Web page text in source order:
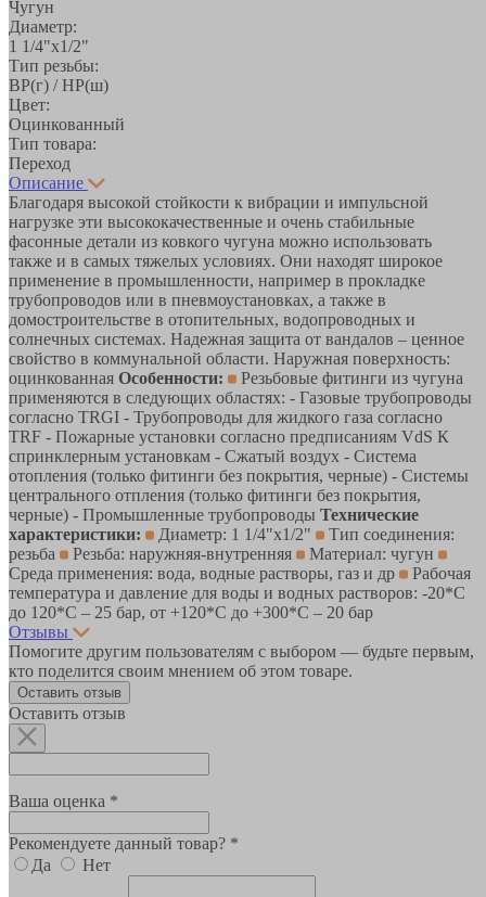
Чугун
Диаметр:
1 1/4"х1/2"
Тип резьбы:
ВР(г) / НР(ш)
Цвет:
Оцинкованный
Тип товара:
Переход
Описание
Благодаря высокой стойкости к вибрации и импульсной
нагрузке эти высококачественные и очень стабильные
фасонные детали из ковкого чугуна можно использовать
также и в самых тяжелых условиях. Они находят широкое
применение в промышленности, например в прокладке
трубопроводов или в пневмоустановках, а также в
домостроительстве в отопительных, водопроводных и
солнечных системах. Надежная защита от вандалов – ценное
свойство в коммунальной области. Наружная поверхность:
оцинкованная Особенности:
Резьбовые фитинги из чугуна
применяются в следующих областях: - Газовые трубопроводы
согласно TRGI - Трубопроводы для жидкого газа согласно
TRF - Пожарные установки согласно предписаниям VdS К
спринклерным установкам - Сжатый воздух - Система
отопления (только фитинги без покрытия, черные) - Системы
центрального отпления (только фитинги без покрытия,
черные) - Промышленные трубопроводы Технические
характеристики:
Диаметр: 1 1/4"х1/2"
Тип соединения:
резьба
Резьба: наружняя-внутренняя
Материал: чугун
Среда применения: вода, водные растворы, газ и др
Рабочая
температура и давление для воды и водных растворов: -20*C
до 120*С – 25 бар, от +120*C до +300*С – 20 бар
Отзывы
Помогите другим пользователям с выбором — будьте первым,
кто поделится своим мнением об этом товаре.
Оставить отзыв
Оставить отзыв
Ваша оценка *
Рекомендуете данный товар? *
Да
Нет